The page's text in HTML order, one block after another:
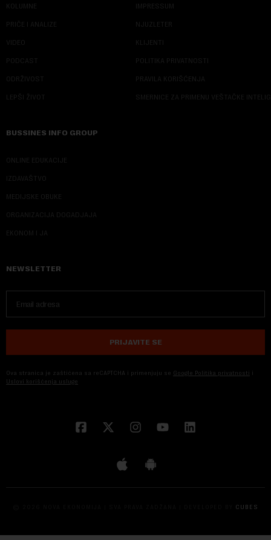
KOLUMNE
PRIČE I ANALIZE
VIDEO
PODCAST
ODRŽIVOST
LEPŠI ŽIVOT
IMPRESSUM
NJUZLETER
KLIJENTI
POLITIKA PRIVATNOSTI
PRAVILA KORIŠĆENJA
SMERNICE ZA PRIMENU VEŠTAČKE
BUSSINES INFO GROUP
ONLINE EDUKACIJE
IZDAVAŠTVO
MEDIJSKE OBUKE
ORGANIZACIJA DOGADJAJA
EKONOM I JA
NEWSLETTER
PRIJAVITE SE
Ova stranica je zaštićena sa reCAPTCHA i primenjuju se Google Politika privatnosti i
Uslovi korišćenja usluge
CUBES